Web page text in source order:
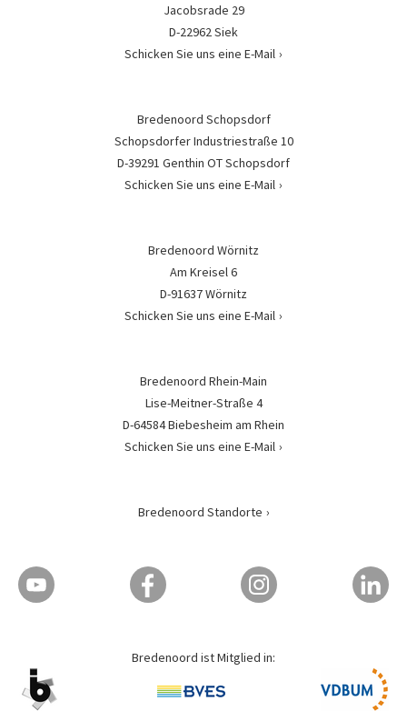
Jacobsrade 29
D-22962 Siek
Schicken Sie uns eine E-Mail
Bredenoord Schopsdorf
Schopsdorfer Industriestraße 10
D-39291 Genthin OT Schopsdorf
Schicken Sie uns eine E-Mail
Bredenoord Wörnitz
Am Kreisel 6
D-91637 Wörnitz
Schicken Sie uns eine E-Mail
Bredenoord Rhein-Main
Lise-Meitner-Straße 4
D-64584 Biebesheim am Rhein
Schicken Sie uns eine E-Mail
Bredenoord Standorte
Bredenoord ist Mitglied in: